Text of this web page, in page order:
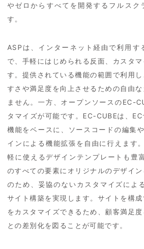
やゼロからすべてを開発するフルスク
す。
ASPは、インターネット経由で利用す
で、手軽にはじめられる反面、カスタ
す。提供されている機能の範囲で利用
すさや満足度を向上させるための自由
ません。一方、オープンソースのEC-
タマイズが可能です。EC-CUBEは、
機能をベースに、ソースコードの編集
インによる機能拡張を自由に行えます
軽に使えるデザインテンプレートも豊
のすべての要素にオリジナルのデザイ
のため、妥協のないカスタマイズによ
サイト構築を実現します。サイトを構
をカスタマイズできるため、顧客満足
との差別化を図ることが可能です。